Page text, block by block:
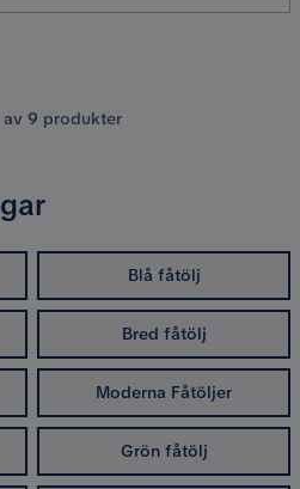
av 9 produkter
Blå fåtölj
Bred fåtölj
Moderna Fåtöljer
Grön fåtölj